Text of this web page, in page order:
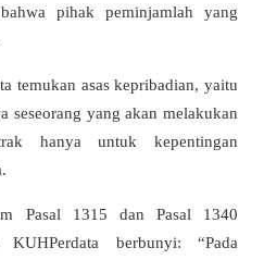
pihak peminjamlah yang
temukan asas kepribadian, yaitu
seseorang yang akan melakukan
hanya untuk kepentingan
Pasal 1315 dan Pasal 1340
berbunyi: “Pada